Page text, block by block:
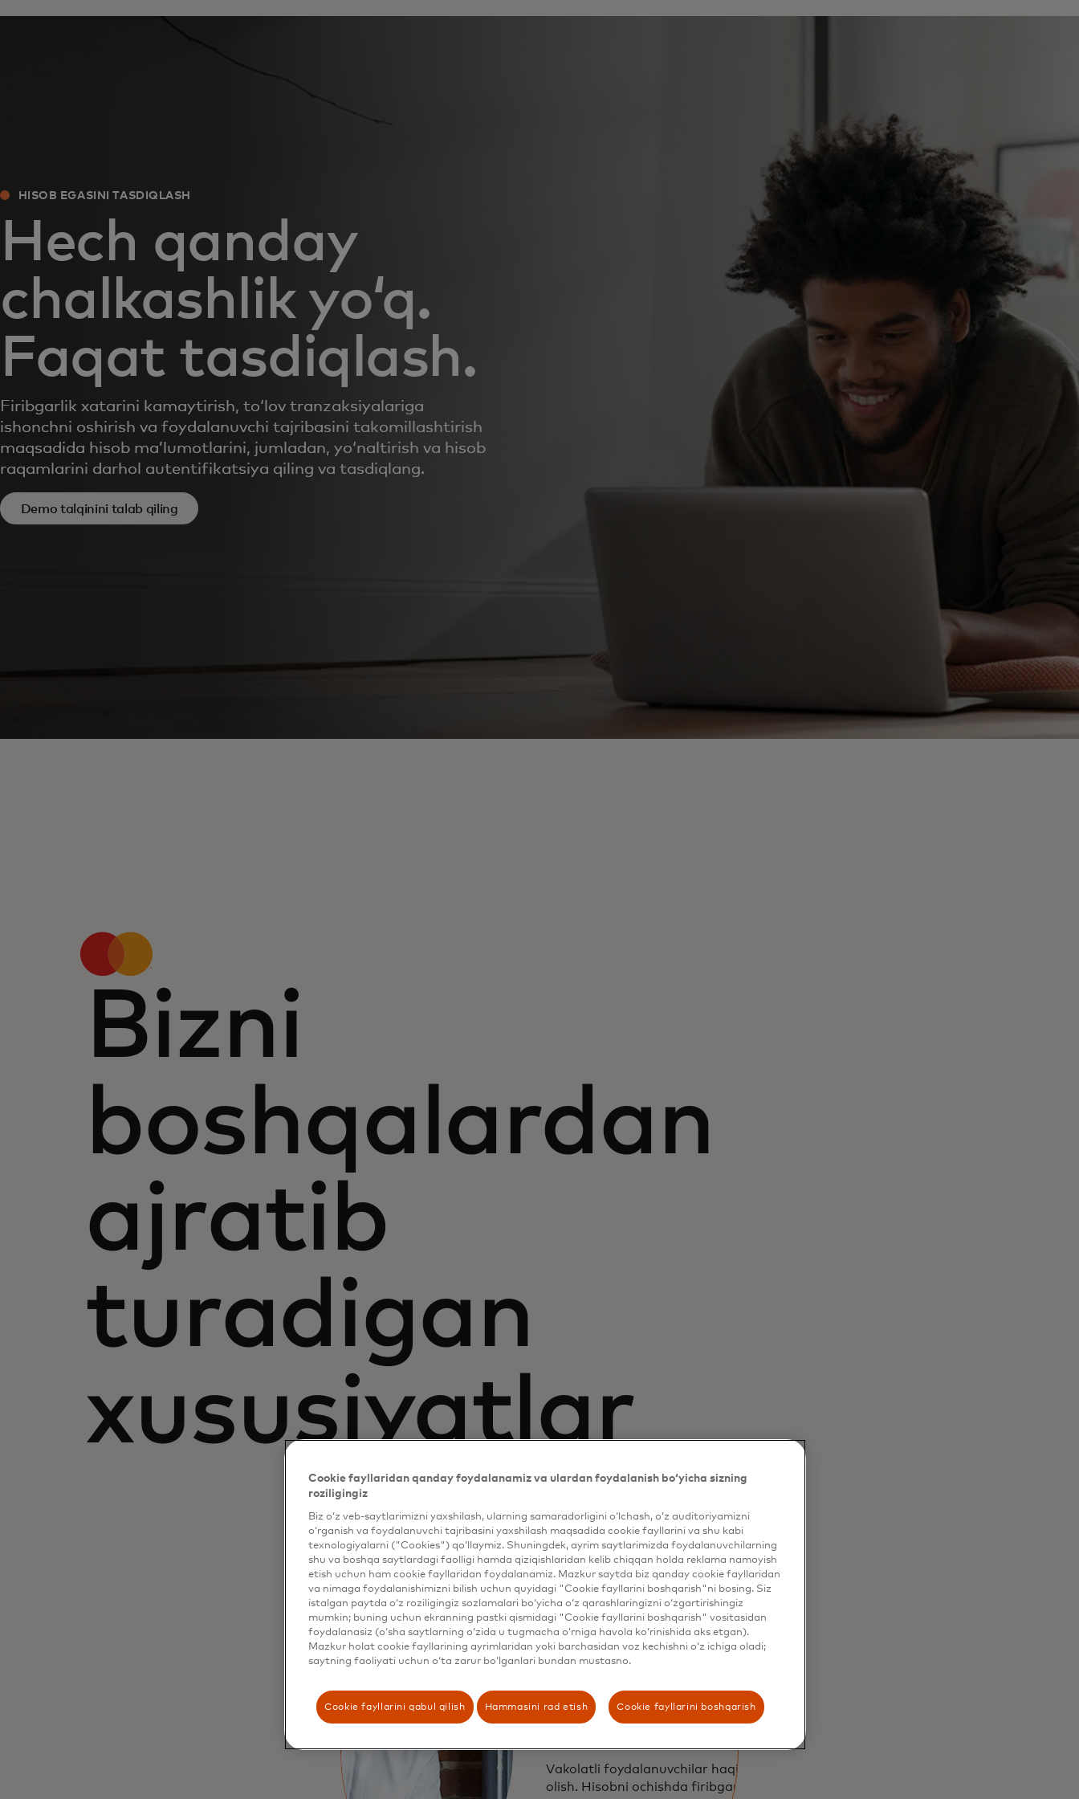
HISOB EGASINI TASDIQLASH
Hech qanday
chalkashlik yo‘q.
Faqat tasdiqlash.
Firibgarlik xatarini kamaytirish, to‘lov tranzaksiyalariga
ishonchni oshirish va foydalanuvchi tajribasini takomillashtirish
maqsadida hisob ma’lumotlarini, jumladan, yo‘naltirish va hisob
raqamlarini darhol autentifikatsiya qiling va tasdiqlang.
Demo talqinini talab qiling
Bizni
boshqalardan
ajratib
turadigan
xususiyatlar
Hisob egasi va
shaxsga oid
ma'lumotlar
Vakolatli foydalanuvchilar haqida maʼlumot
olish. Hisobni ochishda firibgarlikni
Cookie fayllaridan qanday foydalanamiz va ulardan foydalanish bo‘yicha sizning
roziligingiz
Biz o‘z veb-saytlarimizni yaxshilash, ularning samaradorligini o‘lchash, o‘z auditoriyamizni
o‘rganish va foydalanuvchi tajribasini yaxshilash maqsadida cookie fayllarini va shu kabi
texnologiyalarni ("Cookies") qo‘llaymiz. Shuningdek, ayrim saytlarimizda foydalanuvchilarning
shu va boshqa saytlardagi faolligi hamda qiziqishlaridan kelib chiqqan holda reklama namoyish
etish uchun ham cookie fayllaridan foydalanamiz. Mazkur saytda biz qanday cookie fayllaridan
va nimaga foydalanishimizni bilish uchun quyidagi "Cookie fayllarini boshqarish"ni bosing. Siz
istalgan paytda o‘z roziligingiz sozlamalari bo‘yicha o‘z qarashlaringizni o‘zgartirishingiz
mumkin; buning uchun ekranning pastki qismidagi "Cookie fayllarini boshqarish" vositasidan
foydalanasiz (o‘sha saytlarning o‘zida u tugmacha o‘rniga havola ko‘rinishida aks etgan).
Mazkur holat cookie fayllarining ayrimlaridan yoki barchasidan voz kechishni o‘z ichiga oladi;
saytning faoliyati uchun o‘ta zarur bo‘lganlari bundan mustasno.
Cookie fayllarini qabul qilish Hammasini rad etish Cookie fayllarini boshqarish